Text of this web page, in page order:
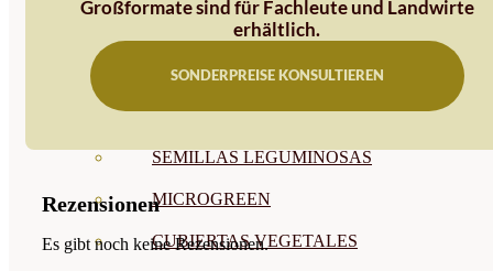
SEMILLAS TRADICIONALES
SEMILLAS BRASICAS
SEMILLAS RAÍZ
SEMILLAS LEGUMINOSAS
MICROGREEN
CUBIERTAS VEGETALES
Großformate sind für Fachleute und Landwirte
erhältlich.
SONDERPREISE KONSULTIEREN
Rezensionen
Es gibt noch keine Rezensionen.